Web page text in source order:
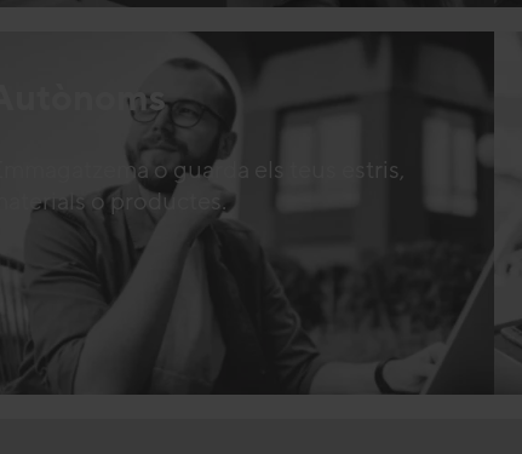
Autònoms
Emmagatzema o guarda els teus estris,
materials o productes.